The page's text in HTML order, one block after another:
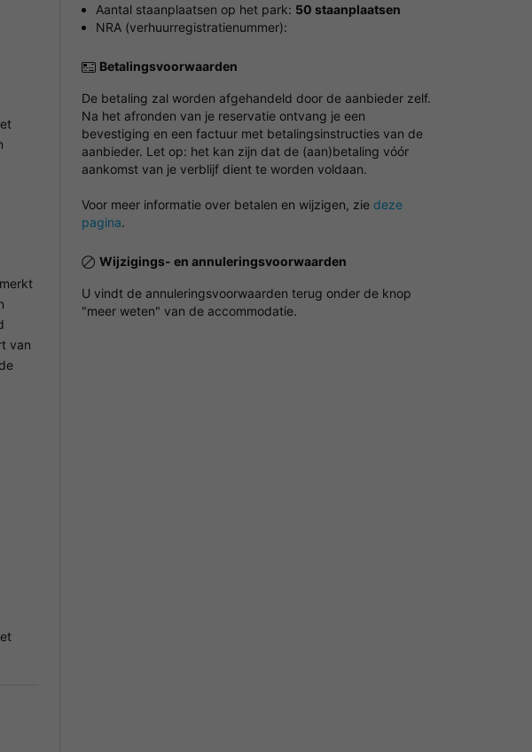
van
Aantal staanplaatsen op het park: 50 staanplaatsen
NRA (verhuurregistratienummer):
Betalingsvoorwaarden
De betaling zal worden afgehandeld door de aanbieder zelf.
Na het afronden van je reservatie ontvang je een
bevestiging en een factuur met betalingsinstructies van de
aanbieder. Let op: het kan zijn dat de (aan)betaling vóór
aankomst van je verblijf dient te worden voldaan.
Voor meer informatie over betalen en wijzigen, ziedeze
pagina.
Wijzigings- en annuleringsvoorwaarden
U vindt de annuleringsvoorwaarden terug onder de knop
"meer weten" van de accommodatie.